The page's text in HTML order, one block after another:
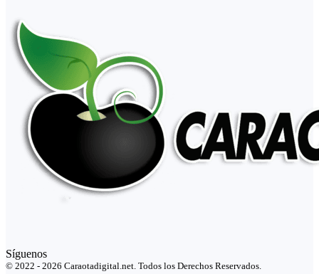
Síguenos
© 2022 - 2026 Caraotadigital.net. Todos los Derechos Reservados.